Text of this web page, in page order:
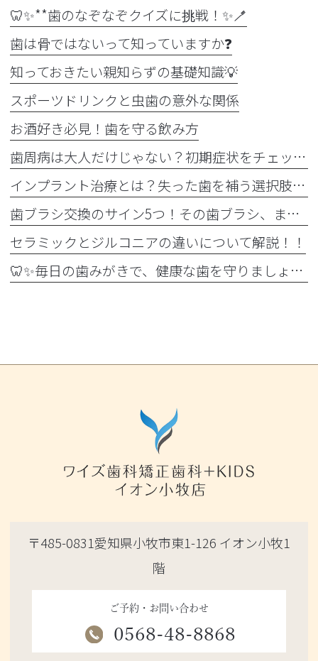
🦷✨**歯のなぞなぞクイズに挑戦！✨🪥
歯は骨ではないって知っていますか❓
知っておきたい親知らずの基礎知識💡
スポーツドリンクと虫歯の意外な関係
お酒好き必見！歯を守る飲み方
歯周病は大人だけじゃない？初期症状をチェック
インプラント治療とは？失った歯を補う選択肢を正しく知りましょう！！
歯ブラシ交換のサイン5つ！その歯ブラシ、まだ使っていませんか？🪥
セラミックとジルコニアの違いについて解説！！
🦷✨毎日の歯みがきで、健康な歯を守りましょう✨🪥
〒485-0831愛知県小牧市東1-126 イオン小牧1
階
ご予約・お問い合わせ
0568-48-8868